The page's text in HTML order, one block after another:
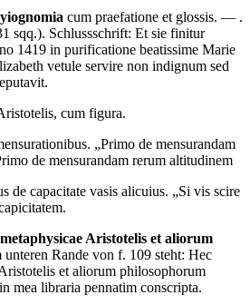
cum praefatione et glossis. — .
sqq.). Schlussschrift: Et sie finitur
1419 in purificatione beatissime Marie
vetule servire non indignum sed
cum figura.
„Primo de mensurandam
de mensurandam rerum altitudinem
de capacitate vasis alicuius. „Si vis scire
Aristotelis et aliorum
unteren Rande von f. 109 steht: Hec
et aliorum philosophorum
mea libraria pennatim conscripta.